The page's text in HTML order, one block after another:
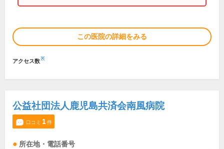
この医院の詳細をみる
アクセス数※
公益社団法人鹿児島共済会南風病院
口コミ 1件
所在地・電話番号